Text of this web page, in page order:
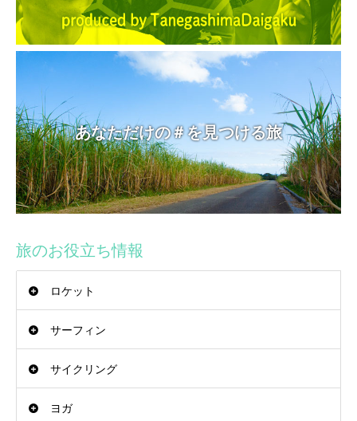
あなただけの＃を見つける旅
旅のお役立ち情報
ロケット
サーフィン
サイクリング
ヨガ